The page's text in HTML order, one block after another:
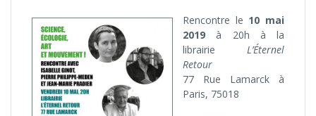
Rencontre le 10 mai
2019 à 20h à la
librairie L’Éternel
Retour
77 Rue Lamarck à
Paris, 75018